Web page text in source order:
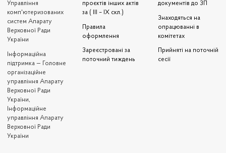
Управління
комп'ютеризованих
систем Апарату
Верховної Ради
України
Iнформаційна
підтримка — Головне
організаційне
управління Апарату
Верховної Ради
України,
Інформаційне
управління Апарату
Верховної Ради
України
проєктів інших актів
за ( III – IX скл.)
Правила
оформлення
Зареєстровані за
поточний тиждень
документів до ЗП
Знаходяться на
опрацюванні в
комітетах
Прийняті на поточній
сесії